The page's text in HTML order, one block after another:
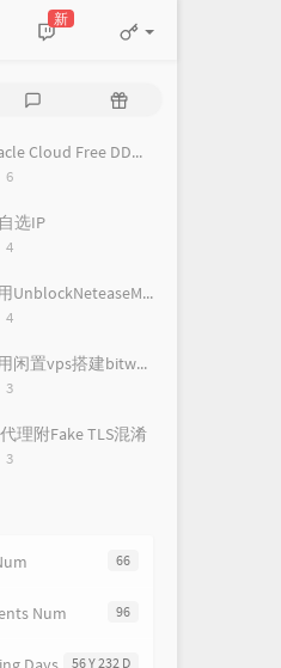
新
t
t
m
n
R
n
t
l
Oracle Cloud Free DD系统为Debian 9
评
数：
6
选IP
评
数：
4
使用UnblockNeteaseMusic播放网易云音乐客户端无版权歌曲
评
数：
4
利用闲置vps搭建bitwarden私人密码管理
评
数：
3
理附Fake TLS混淆
评
3
66
96
Num
56 Y 232 D